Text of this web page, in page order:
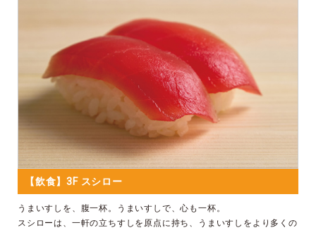
【飲食】3F スシロー
うまいすしを、腹一杯。うまいすしで、心も一杯。
スシローは、一軒の立ちすしを原点に持ち、うまいすしをより多くの